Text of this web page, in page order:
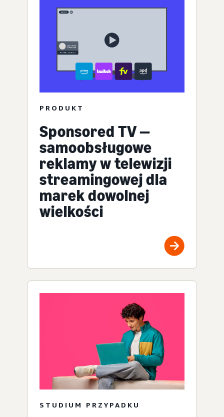
PRODUKT
Sponsored TV —
samoobsługowe
reklamy w telewizji
streamingowej dla
marek dowolnej
wielkości
STUDIUM PRZYPADKU